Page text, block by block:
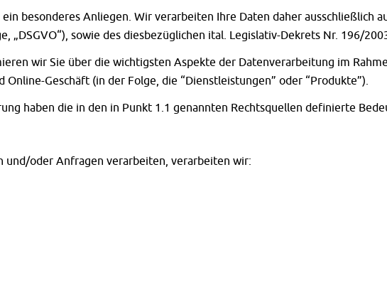
besonderes Anliegen. Wir verarbeiten Ihre Daten daher ausschließlich
„DSGVO“), sowie des diesbezüglichen ital. Legislativ-Dekrets Nr. 196/
wir Sie über die wichtigsten Aspekte der Datenverarbeitung im
Geschäft (in der Folge, die “Dienstleistungen” oder “Produkte”).
haben die in den in Punkt 1.1 genannten Rechtsquellen definierte
und/oder Anfragen verarbeiten, verarbeiten wir: